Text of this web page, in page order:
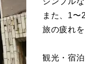
また、1〜
旅の疲れ
観光・宿